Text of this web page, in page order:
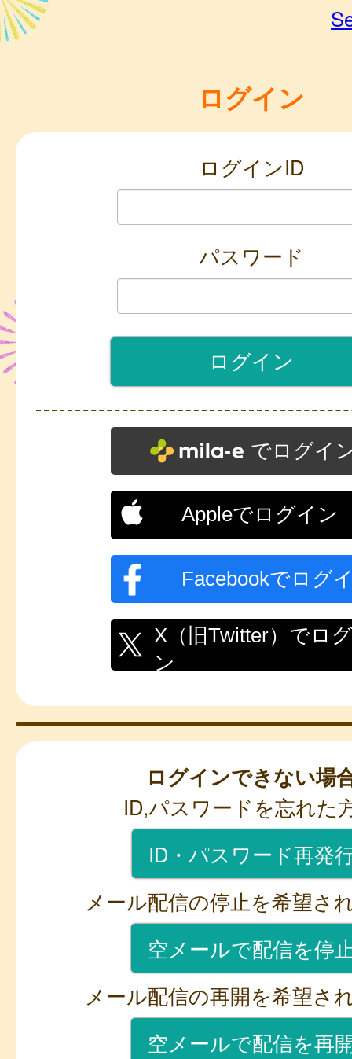
ログイン
ログインID
パスワード
でログイ
Appleでログイン
Facebookでログ
X（旧Twitter）でロ
ン
ログインできない場
ID,パスワードを忘れた
ID・パスワード再発
メール配信の停止を希望さ
空メールで配信を停
メール配信の再開を希望さ
空メールで配信を再